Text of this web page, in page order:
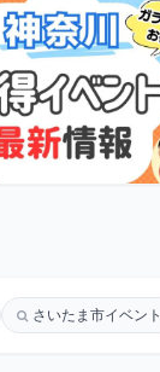
さいたま市イベント